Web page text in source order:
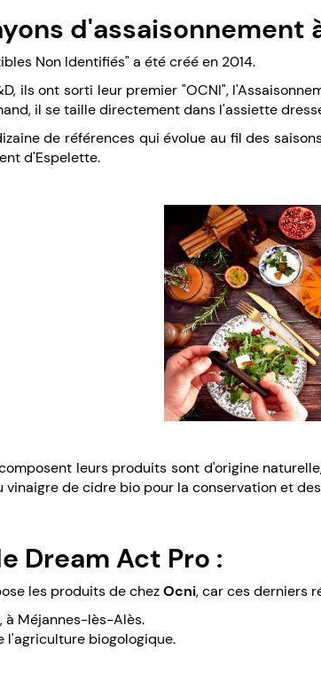
d'assaisonnement
Non Identifiés" a été créé en 2014.
ils ont sorti leur premier "OCNI",
il se taille directement dans l'assiette
de références qui évolue au fil des
d'Espelette.
leurs produits sont d'origine
vinaigre de cidre bio pour la conservation et
Dream Act Pro :
les produits de chezOcni, car ces derniers
à Méjannes-lès-Alès.
l'agriculture biogologique.